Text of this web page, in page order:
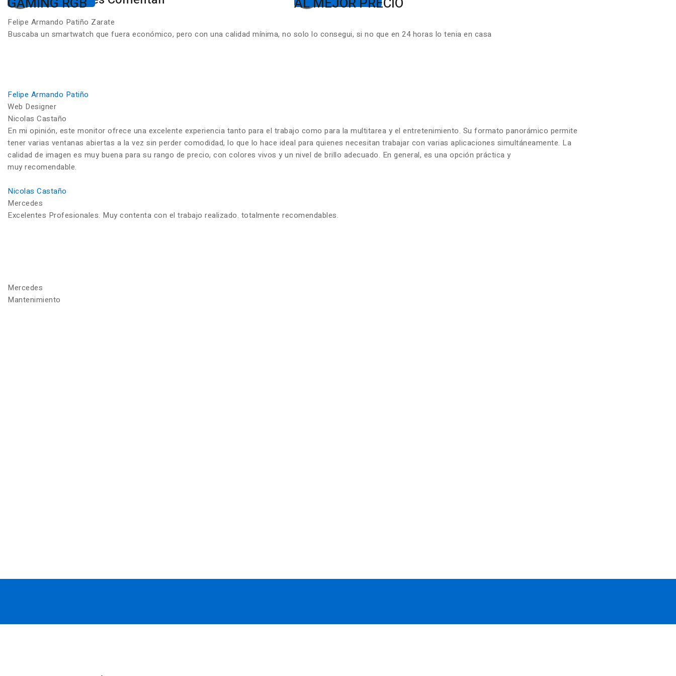
Felipe Armando Patiño Zarate
Buscaba un smartwatch que fuera económico, pero con una calidad mínima, no solo lo consegui, si no que en 24 horas lo tenia en casa
Felipe Armando Patiño
Web Designer
Nicolas Castaño
En mi opinión, este monitor ofrece una excelente experiencia tanto para el trabajo como para la multitarea y el entretenimiento. Su formato panorámico permite
tener varias ventanas abiertas a la vez sin perder comodidad, lo que lo hace ideal para quienes necesitan trabajar con varias aplicaciones simultáneamente. La
calidad de imagen es muy buena para su rango de precio, con colores vivos y un nivel de brillo adecuado. En general, es una opción práctica y
muy recomendable.
Nicolas Castaño
Mercedes
Excelentes Profesionales. Muy contenta con el trabajo realizado. totalmente recomendables.
Mercedes
Mantenimiento